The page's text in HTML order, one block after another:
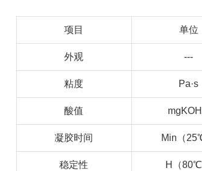
项目 单位
外观 ---
粘度 Pa·s
酸值
凝胶时间 Min（
稳定性 H（80℃